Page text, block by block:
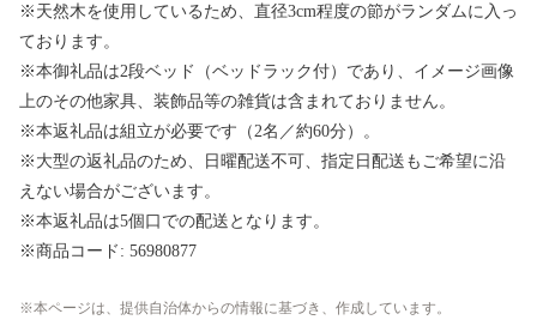
※天然木を使用しているため、直径3cm程度の節がランダムに入っ
ております。
※本御礼品は2段ベッド（ベッドラック付）であり、イメージ画像
上のその他家具、装飾品等の雑貨は含まれておりません。
※本返礼品は組立が必要です（2名／約60分）。
※大型の返礼品のため、日曜配送不可、指定日配送もご希望に沿
えない場合がございます。
※本返礼品は5個口での配送となります。
※商品コード: 56980877
本ページは、提供自治体からの情報に基づき、作成しています。